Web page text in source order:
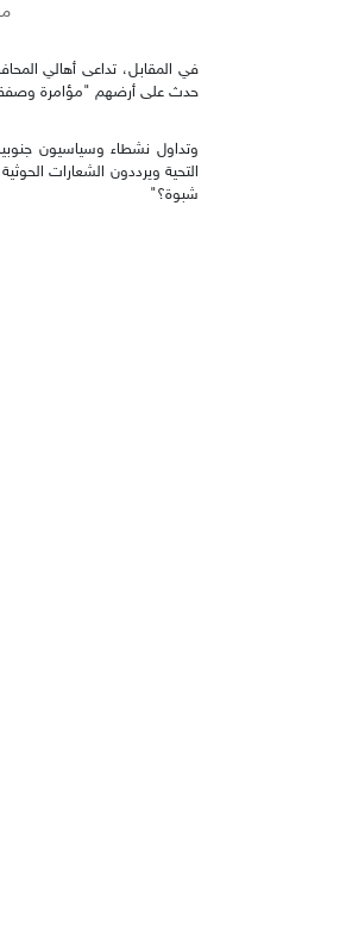
في المقابل، تداعى أهالي
حدث على أرضهم "مؤامرة
وتداول نشطاء وسياسيون
التحية ويرددون الشعارات
شبوة؟"